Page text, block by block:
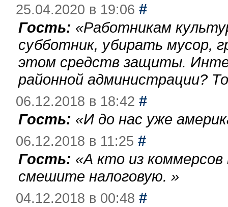
25.04.2020 в 19:06 #
Гость: «Работникам
субботник, убирать мусор,
этом средств защиты.
районной администрации?
06.12.2018 в 18:42 #
Гость: «И до нас уже
06.12.2018 в 11:25 #
Гость: «А кто из
смешите налоговую. »
04.12.2018 в 00:48 #